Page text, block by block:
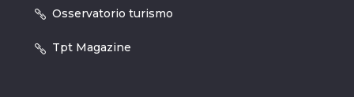
Osservatorio turismo
Tpt Magazine